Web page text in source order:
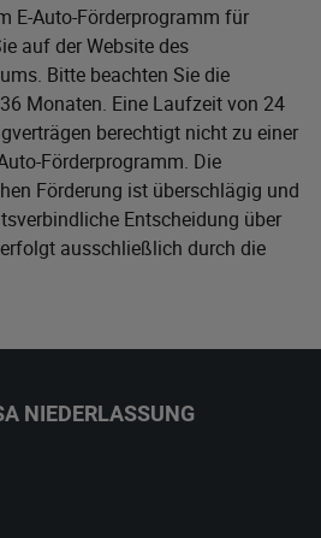
E-Auto-Förderprogramm für
auf der Website des
. Bitte beachten Sie die
Monaten. Eine Laufzeit von 24
berechtigt nicht zu einer
Förderprogramm. Die
Förderung ist überschlägig und
Entscheidung über
ausschließlich durch die
NIEDERLASSUNG